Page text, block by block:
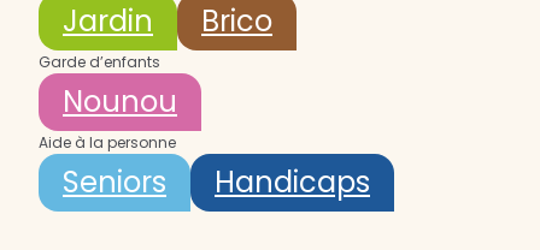
Jardin
Brico
Garde d’enfants
Nounou
Aide à la personne
Seniors Handicaps